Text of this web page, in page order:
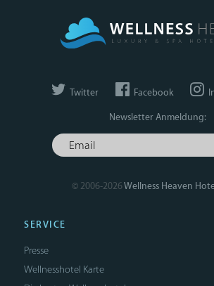
Twitter Facebook
Newsletter Anmeldung:
© 2006-2026Wellness Heaven
SERVICE
Presse
Wellnesshotel Karte